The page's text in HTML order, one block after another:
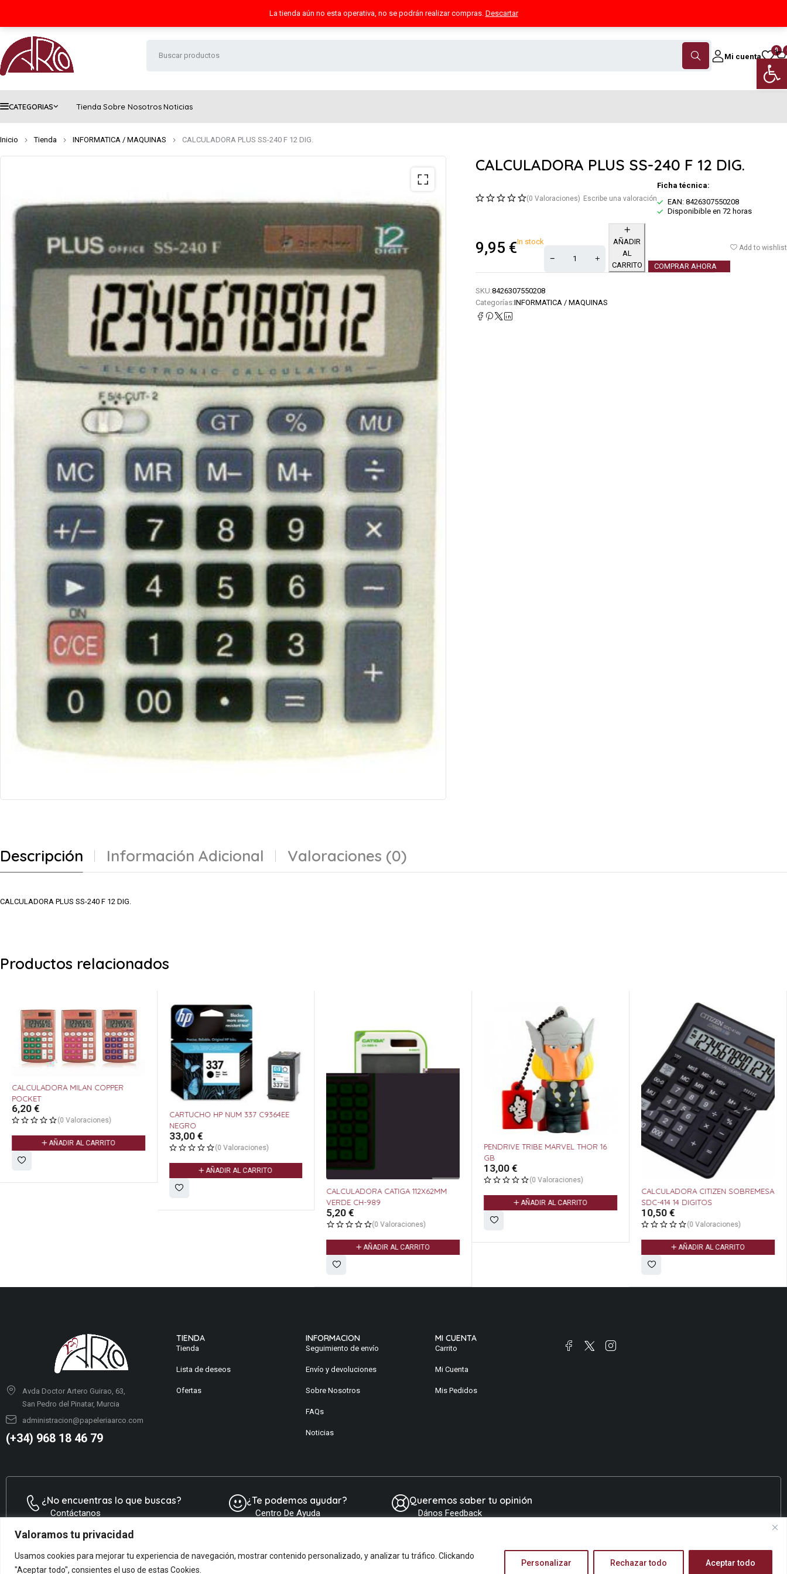
Abrir
Valoramos tu privacidad
Usamos cookies para mejorar tu experiencia de navegación, mostrar contenido personalizado, y analizar tu tráfico. Clickando
"Aceptar todo", consientes el uso de estas Cookies.
Personalizar Rechazar todo Aceptar todo
La tienda aún no esta operativa, no se podrán realizar compras. Descartar
Mi cuenta
0
CATEGORIAS Tienda Sobre NosotrosNoticias
Inicio Tienda INFORMATICA / MAQUINAS CALCULADORA PLUS SS-240 F 12 DIG.
CALCULADORA PLUS SS-240 F 12 DIG.
(0 Valoraciones) Escribe una valoración
Ficha técnica:
EAN: 8426307550208
Disponibible en 72 horas
9,95 €In stock
AÑADIR
AL
CARRITO
COMPRAR AHORA
Add to wishlist
SKU:8426307550208
Categorías:INFORMATICA / MAQUINAS
Descripción Información Adicional Valoraciones (0)
CALCULADORA PLUS SS-240 F 12 DIG.
Productos relacionados
CALCULADORA MILAN COPPER
POCKET
6,20 €
(0 Valoraciones)
AÑADIR AL CARRITO
CARTUCHO HP NUM 337 C9364EE
NEGRO
33,00 €
(0 Valoraciones)
AÑADIR AL CARRITO
CALCULADORA CATIGA 112X62MM
VERDE CH-989
5,20€
(0 Valoraciones)
AÑADIR AL CARRITO
PENDRIVE TRIBE MARVEL THOR 16
GB
13,00€
(0 Valoraciones)
AÑADIR AL CARRITO
CALCULADORA CITIZEN SOBREMESA
SDC-414 14 DIGITOS
10,50€
(0 Valoraciones)
AÑADIR AL CARRITO
Avda Doctor Artero Guirao, 63,
San Pedro del Pinatar, Murcia
administracion@papeleriaarco.com
(+34) 968 18 46 79
TIENDA
Tienda
Lista de deseos
Ofertas
INFORMACION
Seguimiento de envío
Envío y devoluciones
Sobre Nosotros
FAQs
Noticias
MI CUENTA
Carrito
Mi Cuenta
Mis Pedidos
¿No encuentras lo que buscas?
Contáctanos
¿Te podemos ayudar?
Centro De Ayuda
Queremos saber tu opinión
Dános Feedback
© ARCOPAPEL 2006 S.L. | Todos los derechos reservados